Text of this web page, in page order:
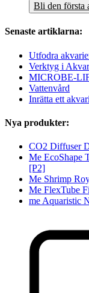
Bli den första
Senaste artiklarna:
Utfodra
Verktyg i
MICROBE-
Vattenvård
Inrätta ett
Nya produkter:
CO2 Diffuser
Me EcoShape
[P2]
Me Shrimp
Me FlexTube
me Aquaristic